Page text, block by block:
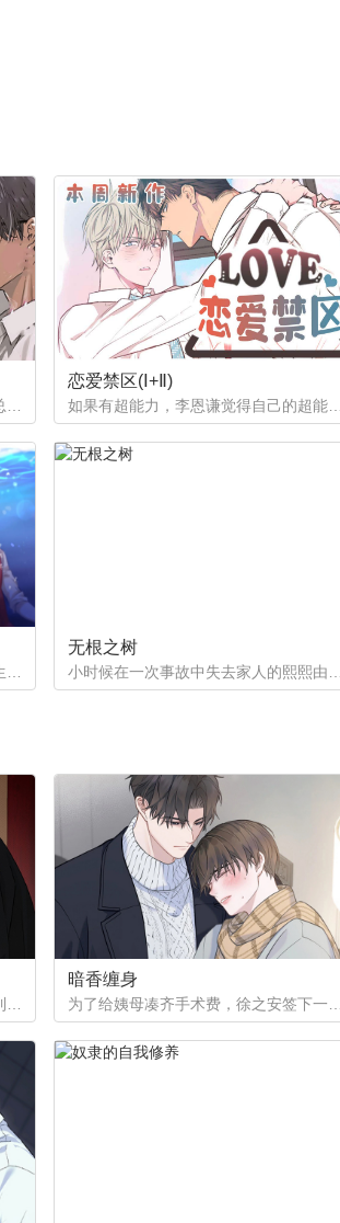
第58章：【第二季】告白成功
第62章：【第二季】扭伤
第66章：【第二季】迫不及待
第70章：【第二季】改变计划
恋爱禁区(Ⅰ+Ⅱ)
无根之树
暗香缠身